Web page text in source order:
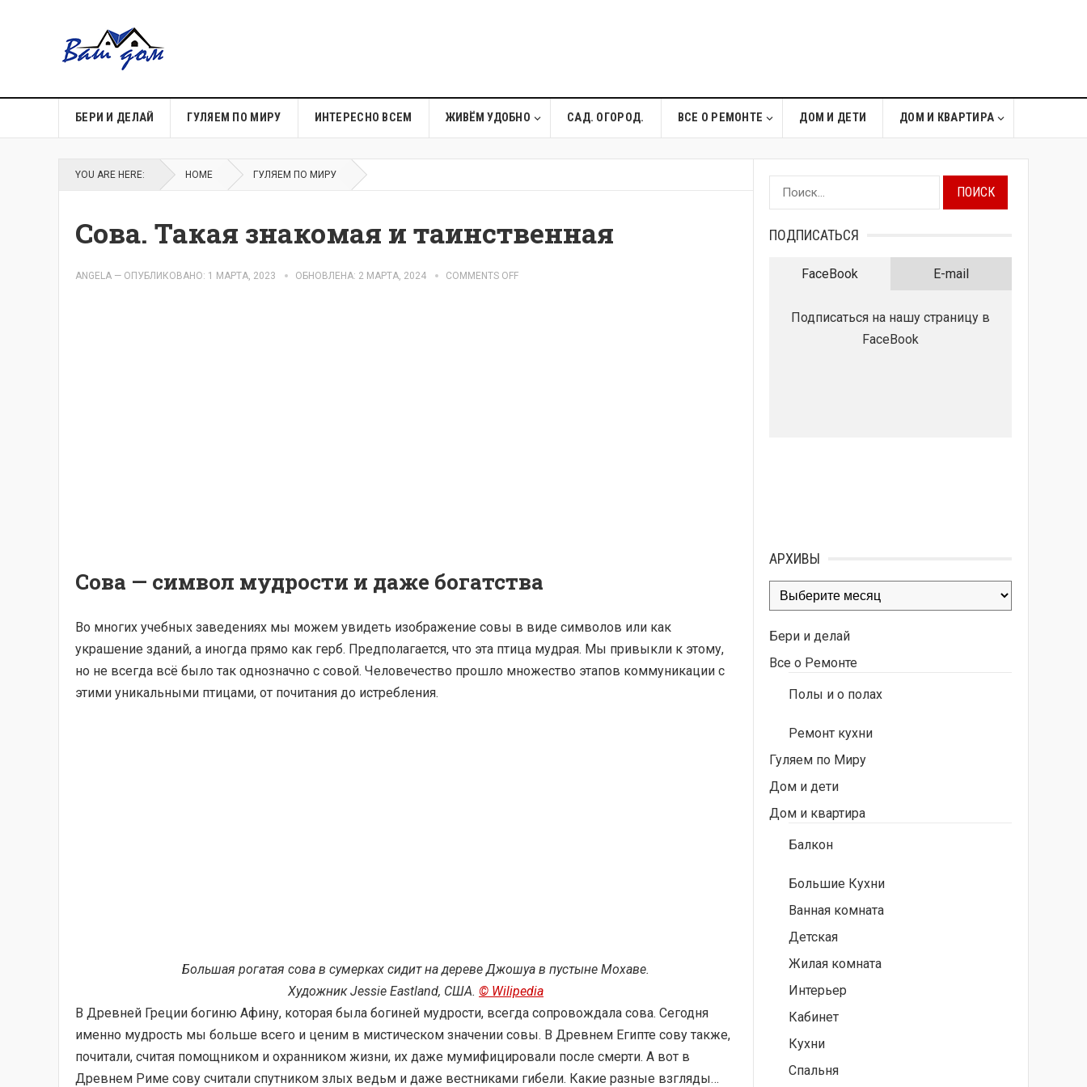
БЕРИ И ДЕЛАЙ ГУЛЯЕМ ПО МИРУ ИНТЕРЕСНО ВСЕМ ЖИВЁМ УДОБНО САД. ОГОРОД. ВСЕ О РЕМОНТЕ ДОМ И ДЕТИ ДОМ И КВАРТИРА
YOU ARE HERE: HOME ГУЛЯЕМ ПО МИРУ
Сова. Такая знакомая и таинственная
ANGELA — ОПУБЛИКОВАНО: 1 МАРТА, 2023 ОБНОВЛЕНА: 2 МАРТА, 2024 COMMENTS OFF
Сова — символ мудрости и даже богатства
Во многих учебных заведениях мы можем увидеть изображение совы в виде символов или как
украшение зданий, а иногда прямо как герб. Предполагается, что эта птица мудрая. Мы привыкли к этому,
но не всегда всё было так однозначно с совой. Человечество прошло множество этапов коммуникации с
этими уникальными птицами, от почитания до истребления.
Большая рогатая сова в сумерках сидит на дереве Джошуа в пустыне Мохаве.
Художник Jessie Eastland, США. © Wilipedia
В Древней Греции богиню Афину, которая была богиней мудрости, всегда сопровождала сова. Сегодня
именно мудрость мы больше всего и ценим в мистическом значении совы. В Древнем Египте сову также,
почитали, считая помощником и охранником жизни, их даже мумифицировали после смерти. А вот в
Древнем Риме сову считали спутником злых ведьм и даже вестниками гибели. Какие разные взгляды…
Найти:
ПОДПИСАТЬСЯ
FaceBook E-mail
Подписаться на нашу страницу в
FaceBook
АРХИВЫ
Архивы
Бери и делай
Все о Ремонте
Полы и о полах
Ремонт кухни
Гуляем по Миру
Дом и дети
Дом и квартира
Балкон
Большие Кухни
Ванная комната
Детская
Жилая комната
Интерьер
Кабинет
Кухни
Спальня